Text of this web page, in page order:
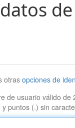
otrasopciones de
de usuario válido
puntos (.) sin